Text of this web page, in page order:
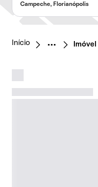
Campeche, Florianópolis
Início